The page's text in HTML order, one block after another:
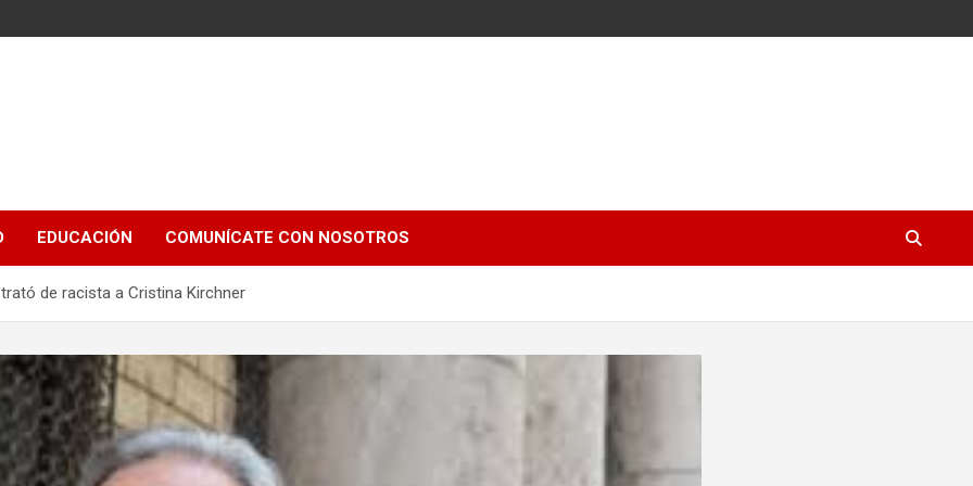
EDUCACIÓN COMUNÍCATE CON NOSOTROS
de racista a Cristina Kirchner